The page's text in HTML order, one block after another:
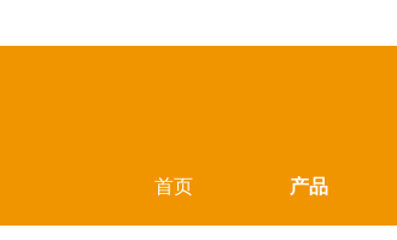
首页 产品